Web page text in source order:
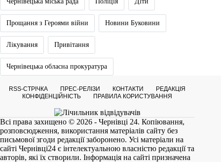
Прощання з Героями війни Новини Буковини
Лікування Привітання
Чернівецька обласна прокуратура
RSS-СТРІЧКА ПРЕС-РЕЛІЗИ КОНТАКТИ
РЕДАКЦІЯ
КОНФІДЕНЦІЙНІСТЬ
ПРАВИЛА КОРИСТУВАННЯ
Всі права захищено © 2026 - Чернівці 24. Копіювання,
розповсюдження, використання матеріалів сайту без
письмової згоди редакції заборонено. Усі матеріали на
сайті Чернівці24 є інтелектуальною власністю редакції та
авторів, які їх створили. Інформація на сайті призначена